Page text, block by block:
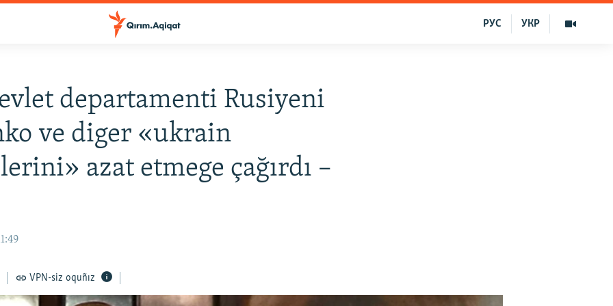
УКР
РУС
departamenti Rusiyeni
ve diger «ukrain
azat etmege çağırdı –
VPN-siz oquñız